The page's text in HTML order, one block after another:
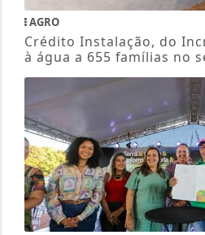
AGRO
Crédito Instalação, do
à água a 655 famílias no